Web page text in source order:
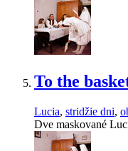
To the
Lucia, stridžie dni,
Dve maskované